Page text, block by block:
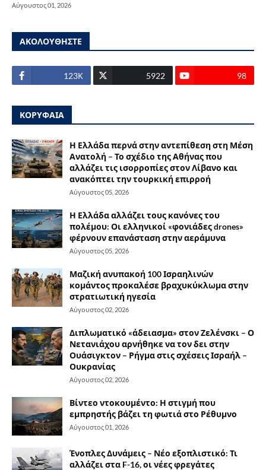
Αύγουστος 01, 2026
ΑΚΟΛΟΥΘΗΣΤΕ
123Κ 5922 98
ΚΟΡΥΦΑΙΑ
Η Ελλάδα περνά στην αντεπίθεση στη Μέση
Ανατολή – Το σχέδιο της Αθήνας που
αλλάζει τις ισορροπίες στον Λίβανο και
ανακόπτει την τουρκική επιρροή
Αύγουστος 05, 2026
Η Ελλάδα αλλάζει τους κανόνες του
πολέμου: Οι ελληνικοί «φονιάδες drones»
φέρνουν επανάσταση στην αεράμυνα
Αύγουστος 05, 2026
Μαζική ανυπακοή 100 Ισραηλινών
κομάντος προκαλέσε βραχυκύκλωμα στην
στρατιωτική ηγεσία
Αύγουστος 02, 2026
Διπλωματικό «άδειασμα» στον Ζελένσκι – Ο
Νετανιάχου αρνήθηκε να τον δει στην
Ουάσιγκτον – Ρήγμα στις σχέσεις Ισραήλ –
Ουκρανίας
Αύγουστος 02, 2026
Βίντεο ντοκουμέντο: Η στιγμή που
εμπρηστής βάζει τη φωτιά στο Ρέθυμνο
Αύγουστος 01, 2026
Ένοπλες Δυνάμεις – Νέο εξοπλιστικό: Τι
αλλάζει στα F-16, οι νέες φρεγάτες